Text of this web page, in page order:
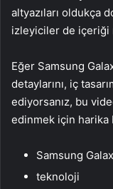
altyazıları oldukça
izleyiciler de içeriği
Eğer Samsung
detaylarını, iç
ediyorsanız, bu
edinmek için harika
Samsung
teknoloji